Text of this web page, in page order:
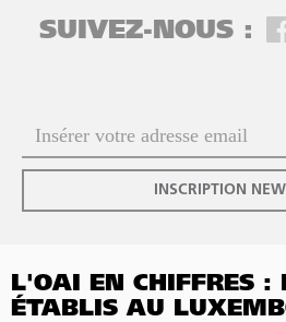
SUIVEZ-NOUS :
INSCRIPTION
L'OAI EN CHIFFRES :
ÉTABLIS AU